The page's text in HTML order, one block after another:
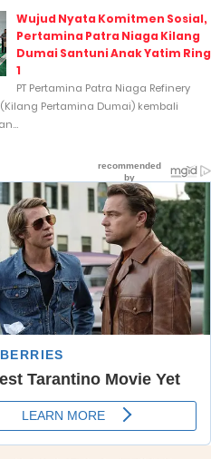
Wujud Nyata Komitmen Sosial,
Pertamina Patra Niaga Kilang
Dumai Santuni Anak Yatim Ring
1
PT Pertamina Patra Niaga Refinery
Pertamina Dumai) kembali